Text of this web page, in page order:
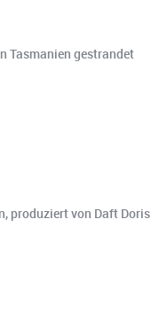
Tasmanien gestrandet
produziert von Daft